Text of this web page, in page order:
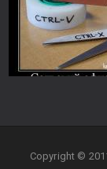
Copyright ©